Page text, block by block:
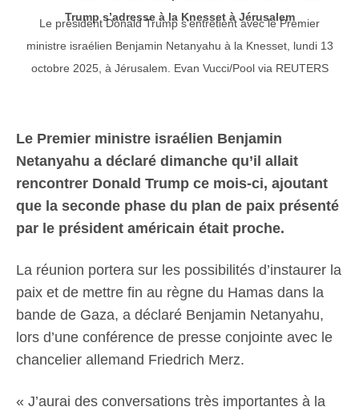
Trump s’adresse à la Knesset à Jérusalem
Le président Donald Trump s’entretient avec le Premier
ministre israélien Benjamin Netanyahu à la Knesset, lundi 13
octobre 2025, à Jérusalem. Evan Vucci/Pool via REUTERS
Le Premier ministre israélien Benjamin
Netanyahu a déclaré dimanche qu’il allait
rencontrer Donald Trump ce mois-ci, ajoutant
que la seconde phase du plan de paix présenté
par le président américain était proche.
La réunion portera sur les possibilités d’instaurer la
paix et de mettre fin au règne du Hamas dans la
bande de Gaza, a déclaré Benjamin Netanyahu,
lors d’une conférence de presse conjointe avec le
chancelier allemand Friedrich Merz.
« J’aurai des conversations très importantes à la